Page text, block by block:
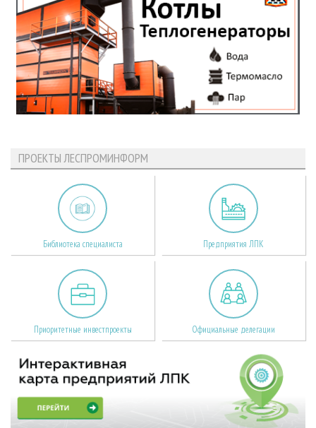
ПРОЕКТЫ ЛЕСПРОМИНФОРМ
Библиотека специалиста Предприятия ЛПК
Приоритетные инвестпроекты Официальные делегации